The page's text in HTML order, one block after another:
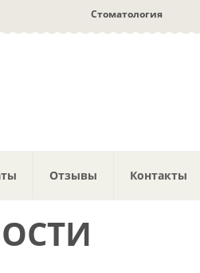
Стоматология
Отзывы Контакты